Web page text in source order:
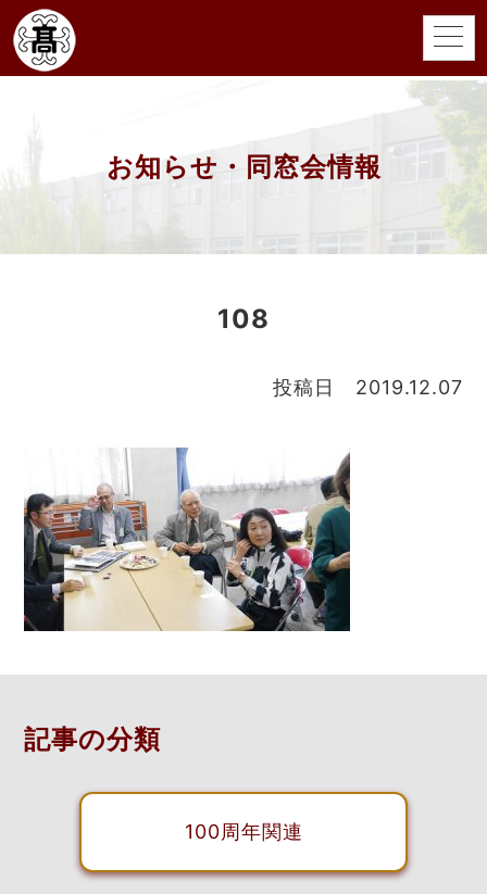
お知らせ・同窓会情報
108
投稿日 2019.12.07
記事の分類
100周年関連